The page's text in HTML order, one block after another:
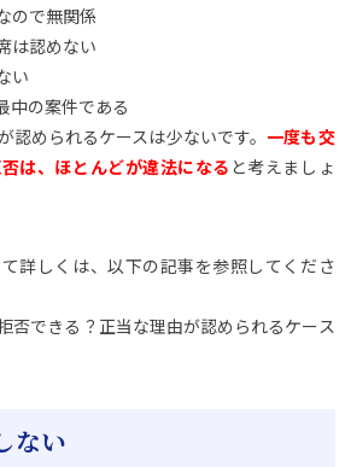
ので無関係
は認めない
い
中の案件である
認められるケースは少ないです。 一度も交
は、ほとんどが違法になる と考えましょ
詳しくは、以下の記事を参照してくださ
否できる？正当な理由が認められるケース
ない